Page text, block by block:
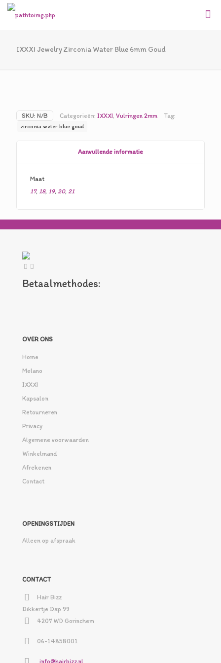
IXXXI Jewelry Zirconia Water Blue 6mm Goud
SKU: N/B Categorieën: IXXXI, Vulringen 2mm Tag:
zirconia water blue goud
Aanvullende informatie
Maat
17, 18, 19, 20, 21
Betaalmethodes:
OVER ONS
Home
Melano
IXXXI
Kapsalon
Retourneren
Privacy
Algemene voorwaarden
Winkelmand
Afrekenen
Contact
OPENINGSTIJDEN
Alleen op afspraak
CONTACT
Hair Bizz
Dikkertje Dap 99
4207 WD Gorinchem
06-14858001
info@hairbizz.nl